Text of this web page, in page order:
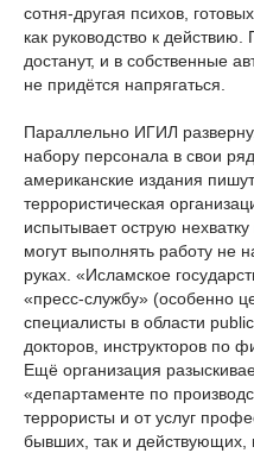
сотня-другая психов,
как руководство к
достанут, и в собственные
не придётся напрягаться.
Параллельно ИГИЛ
набору персонала в свои
американские издания
террористическая
испытывает острую
могут выполнять работу не
руках. «Исламское
«пресс-службу» (особенно
специалисты в области
докторов, инструкторов по
Ещё организация
«департаменте по
террористы и от услуг
бывших, так и действующих,